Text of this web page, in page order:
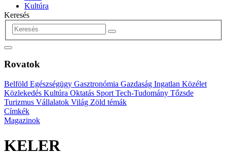
Kultúra
Keresés
Rovatok
Belföld Egészségügy Gasztronómia Gazdaság Ingatlan Közélet
Közlekedés Kultúra Oktatás Sport Tech-Tudomány Tőzsde
Turizmus Vállalatok Világ Zöld témák
Címkék
Magazinok
KELER